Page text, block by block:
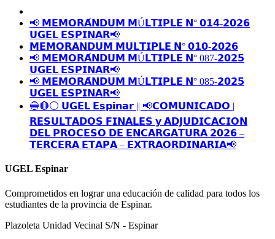
📢 𝗠𝗘𝗠𝗢𝗥𝗔́𝗡𝗗𝗨𝗠 𝗠Ú𝗟𝗧𝗜𝗣𝗟𝗘 𝗡° 𝟬𝟭𝟰-𝟮𝟬𝟮𝟲
𝗨𝗚𝗘𝗟 𝗘𝗦𝗣𝗜𝗡𝗔𝗥📢
𝗠𝗘𝗠𝗢𝗥𝗔𝗡𝗗𝗨𝗠 𝗠𝗨𝗟𝗧𝗜𝗣𝗟𝗘 𝗡° 𝟬𝟭𝟬-𝟮𝟬𝟮𝟲
📢 𝗠𝗘𝗠𝗢𝗥𝗔́𝗡𝗗𝗨𝗠 𝗠Ú𝗟𝗧𝗜𝗣𝗟𝗘 𝗡° 087-𝟮𝟬𝟮𝟱
𝗨𝗚𝗘𝗟 𝗘𝗦𝗣𝗜𝗡𝗔𝗥📢
📢 𝗠𝗘𝗠𝗢𝗥𝗔́𝗡𝗗𝗨𝗠 𝗠Ú𝗟𝗧𝗜𝗣𝗟𝗘 𝗡° 085-𝟮𝟬𝟮𝟱
𝗨𝗚𝗘𝗟 𝗘𝗦𝗣𝗜𝗡𝗔𝗥📢
🔵🔴⚪️ 𝗨𝗚𝗘𝗟 𝗘𝘀𝗽𝗶𝗻𝗮𝗿 || 📢𝗖𝗢𝗠𝗨𝗡𝗜𝗖𝗔𝗗𝗢 |
𝗥𝗘𝗦𝗨𝗟𝗧𝗔𝗗𝗢𝗦 𝗙𝗜𝗡𝗔𝗟𝗘𝗦 𝘆 𝗔𝗗𝗝𝗨𝗗𝗜𝗖𝗔𝗖𝗜𝗢𝗡
𝗗𝗘𝗟 𝗣𝗥𝗢𝗖𝗘𝗦𝗢 𝗗𝗘 𝗘𝗡𝗖𝗔𝗥𝗚𝗔𝗧𝗨𝗥𝗔 𝟮𝟬𝟮𝟲 –
𝗧𝗘𝗥𝗖𝗘𝗥𝗔 𝗘𝗧𝗔𝗣𝗔 – 𝗘𝗫𝗧𝗥𝗔𝗢𝗥𝗗𝗜𝗡𝗔𝗥𝗜𝗔📢
UGEL Espinar
Comprometidos en lograr una educación de calidad para todos los
estudiantes de la provincia de Espinar.
Plazoleta Unidad Vecinal S/N - Espinar